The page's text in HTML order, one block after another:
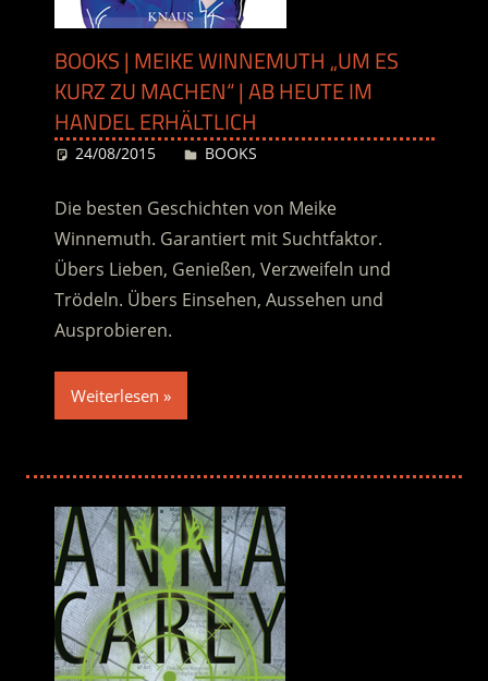
BOOKS | MEIKE WINNEMUTH „UM ES
KURZ ZU MACHEN“ | AB HEUTE IM
HANDEL ERHÄLTLICH
24/08/2015 Desiree
BOOKS
Die besten Geschichten von Meike
Winnemuth. Garantiert mit Suchtfaktor.
Übers Lieben, Genießen, Verzweifeln und
Trödeln. Übers Einsehen, Aussehen und
Ausprobieren.
Weiterlesen